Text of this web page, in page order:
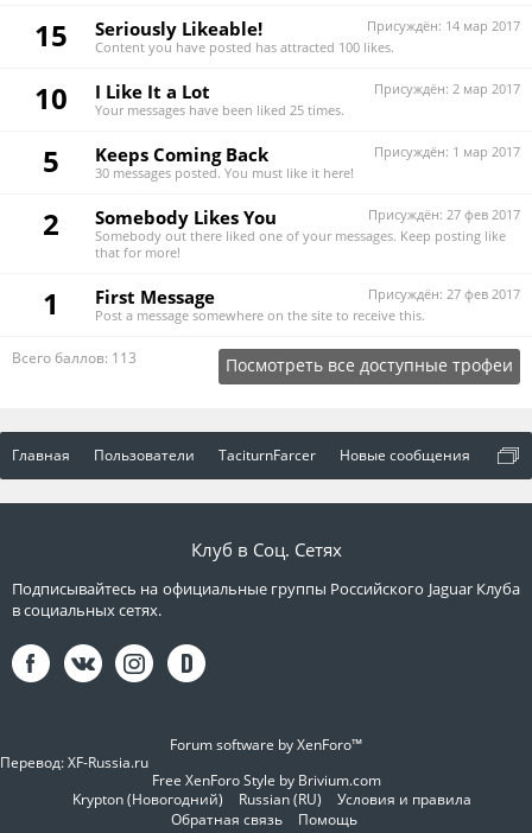
15 Присуждён: 14 мар 2017
Seriously Likeable!
Content you have posted has attracted 100 likes.
10 Присуждён: 2 мар 2017
I Like It a Lot
Your messages have been liked 25 times.
5 Присуждён: 1 мар 2017
Keeps Coming Back
30 messages posted. You must like it here!
2 Присуждён: 27 фев 2017
Somebody Likes You
Somebody out there liked one of your messages. Keep posting like
that for more!
1 Присуждён: 27 фев 2017
First Message
Post a message somewhere on the site to receive this.
Всего баллов: 113 Посмотреть все доступные трофеи
Главная Пользователи TaciturnFarcer Новые сообщения
Клуб в Соц. Сетях
Подписывайтесь на официальные группы Российского Jaguar Клуба
в социальных сетях.
Forum software by XenForo™
Перевод:XF-Russia.ru
Free XenForo Style by Brivium.com
Krypton (Новогодний)
Russian (RU)
Условия и правила
Обратная связь
Помощь